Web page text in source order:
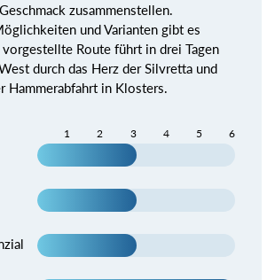
zusammenstellen.
und Varianten gibt es
Route führt in drei Tagen
durch das Herz der Silvretta und
Hammerabfahrt in Klosters.
1 2 3 4 5 6